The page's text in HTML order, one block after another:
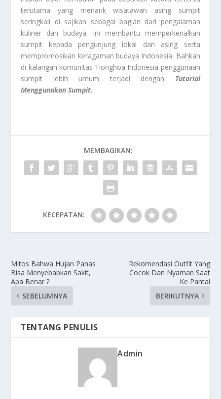
terutama yang menarik wisatawan asing sumpit
seringkali di sajikan sebagai bagian dari pengalaman
kuliner dan budaya. Ini membantu memperkenalkan
sumpit kepada pengunjung lokal dan asing serta
mempromosikan keragaman budaya Indonesia. Bahkan
di kalangan komunitas Tionghoa Indonesia penggunaan
sumpit lebih umum terjadi dengan Tutorial
Menggunakan Sumpit.
MEMBAGIKAN:
KECEPATAN:
Mitos Bahwa Hujan Panas
Bisa Menyebabkan Sakit,
Apa Benar ?
SEBELUMNYA
Rekomendasi Outfit Yang
Cocok Dan Nyaman Saat
Ke Pantai
BERIKUTNYA
TENTANG PENULIS
Admin